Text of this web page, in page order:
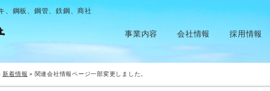
鋼板、鋼管、鉄鋼、商社
事業内容 会社情報 採用情報
新着情報 » 関連会社情報ページ一部変更しました。